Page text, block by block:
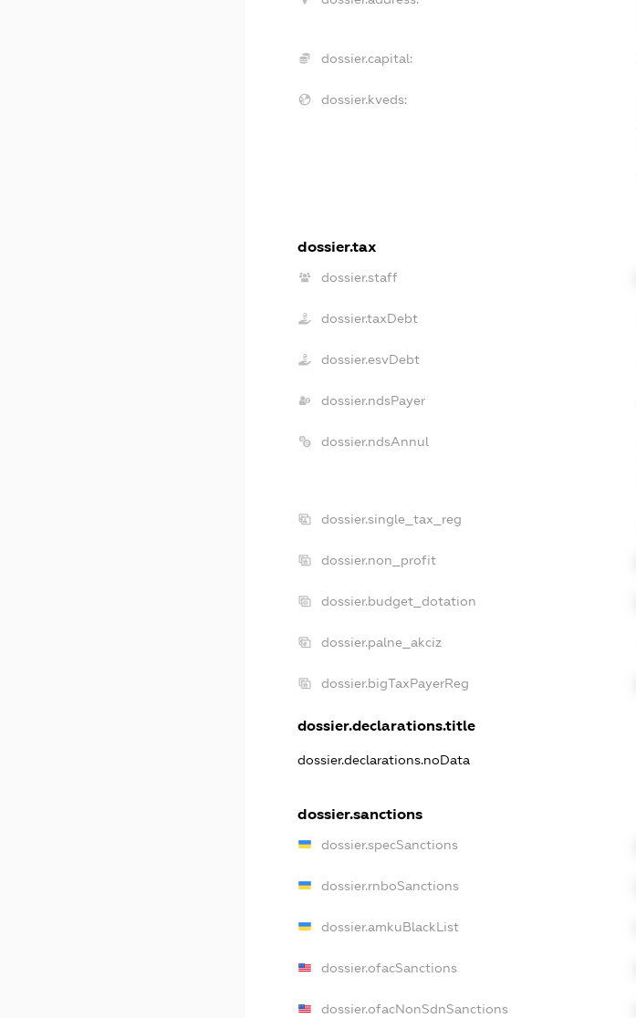
dossier.capital:
dossier.kveds:
dossier.tax
dossier.staff
dossier.taxDebt
dossier.esvDebt
dossier.ndsPayer
dossier.ndsAnnul
dossier.single_tax_reg
dossier.non_profit
dossier.budget_dotation
dossier.palne_akciz
dossier.bigTaxPayerReg
dossier.declarations.title
dossier.declarations.noData
dossier.sanctions
dossier.specSanctions
dossier.rnboSanctions
dossier.amkuBlackList
dossier.ofacSanctions
dossier.ofacNonSdnSanctions